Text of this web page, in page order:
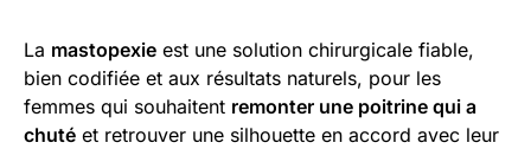
La mastopexie est une solution chirurgicale fiable,
bien codifiée et aux résultats naturels, pour les
femmes qui souhaitent remonter une poitrine qui a
chuté et retrouver une silhouette en accord avec leur